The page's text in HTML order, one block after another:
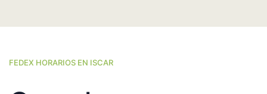
FEDEX HORARIOS EN ISCAR